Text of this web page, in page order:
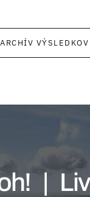
ARCHÍV VÝSLEDKOV
|